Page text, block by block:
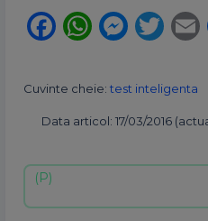
Facebook
Cuvinte cheie: test inteligenta
Data articol: 17/03/2016